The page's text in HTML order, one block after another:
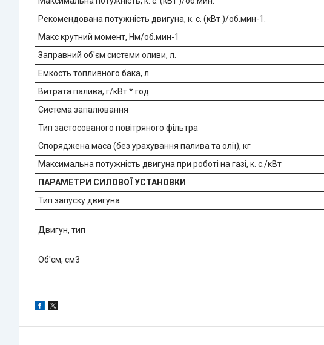
Рекомендована потужність двигуна, к. с. (кВт )/об.мин-1.
Макс крутний момент, Нм/об.мин-1
Заправний об'єм системи оливи, л.
Емкость топливного бака, л.
Витрата палива, г/кВт * год
Cистема запалювання
Тип застосованого повітряного фільтра
Споряджена маса (без урахування палива та олії), кг
Максимальна потужність двигуна при роботі на газі, к. с./кВт
ПАРАМЕТРИ СИЛОВОЇ УСТАНОВКИ
Тип запуску двигуна
Двигун, тип
Об'єм, см3